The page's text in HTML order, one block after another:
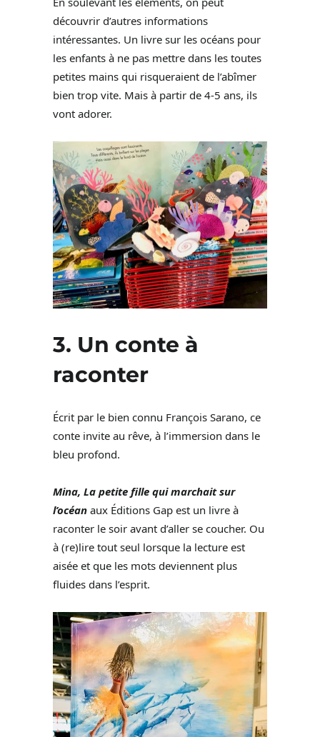
découvrir d’autres informations
intéressantes. Un livre sur les océans pour
les enfants à ne pas mettre dans les toutes
petites mains qui risqueraient de l’abîmer
bien trop vite. Mais à partir de 4-5 ans, ils
vont adorer.
3. Un conte à
raconter
Écrit par le bien connu François Sarano, ce
conte invite au rêve, à l’immersion dans le
bleu profond.
Mina, La petite fille qui marchait sur
l’océan aux Éditions Gap est un livre à
raconter le soir avant d’aller se coucher. Ou
à (re)lire tout seul lorsque la lecture est
aisée et que les mots deviennent plus
fluides dans l’esprit.